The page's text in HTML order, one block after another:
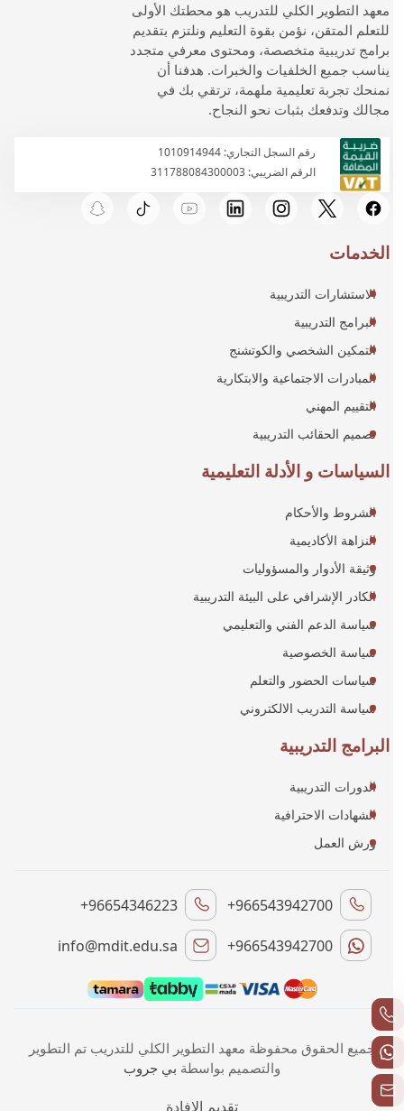
معهد التطوير الكلي للتدريب هو محطتك الأولى
للتعلم المتقن، نؤمن بقوة التعليم ونلتزم بتقديم
برامج تدريبية متخصصة، ومحتوى معرفي متجدد
يناسب جميع الخلفيات والخبرات. هدفنا أن
نمنحك تجربة تعليمية ملهمة، ترتقي بك في
مجالك وتدفعك بثبات نحو النجاح.
رقم السجل التجاري: 1010914944
الرقم الضريبي: 311788084300003
الخدمات
الاستشارات التدريبية
البرامج التدريبية
التمكين الشخصي والكوتشنج
المبادرات الاجتماعية والابتكارية
التقييم المهني
تصميم الحقائب التدريبية
السياسات و الأدلة التعليمية
الشروط والأحكام
النزاهة الأكاديمية
وثيقة الأدوار والمسؤوليات
الكادر الإشرافي على البيئة التدريبية
سياسة الدعم الفني والتعليمي
سياسة الخصوصية
سياسات الحضور والتعلم
سياسة التدريب الالكتروني
البرامج التدريبية
الدورات التدريبية
الشهادات الاحترافية
ورش العمل
+966543942700
+96654346223
+966543942700
info@mdit.edu.sa
جميع الحقوق محفوظة معهد التطوير الكلي للتدريب تم التطوير
والتصميم بواسطة بي جروب
تقديم الإفادة